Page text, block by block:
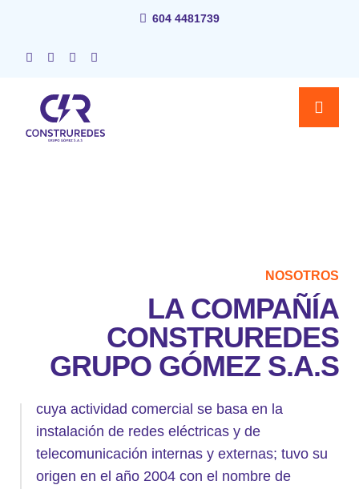
604 4481739
NOSOTROS
LA COMPAÑÍA
CONSTRUREDES
GRUPO GÓMEZ S.A.S
cuya actividad comercial se basa en la
instalación de redes eléctricas y de
telecomunicación internas y externas; tuvo su
origen en el año 2004 con el nombre de